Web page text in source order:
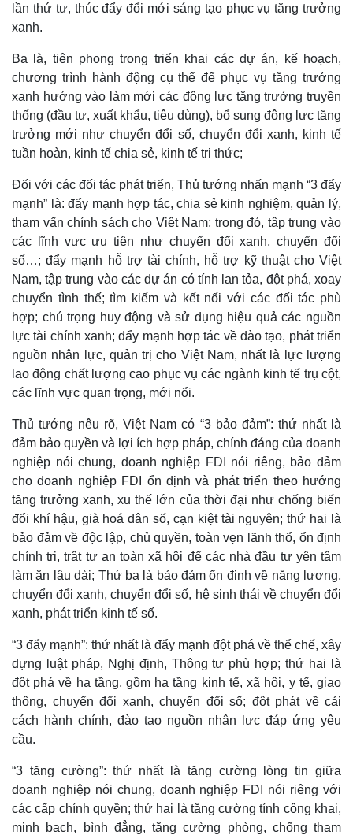
Du lịch
Tư vấn
Săn Tour
Podcast
Câu chuyện thời sự
Kể chuyện cho bé
Hạt giống tâm hồn
lần thứ tư, thúc đẩy đổi mới sáng tạo phục vụ tăng trưởng
xanh.
Ba là, tiên phong trong triển khai các dự án, kế hoạch,
chương trình hành động cụ thể để phục vụ tăng trưởng
xanh hướng vào làm mới các động lực tăng trưởng truyền
thống (đầu tư, xuất khẩu, tiêu dùng), bổ sung động lực tăng
trưởng mới như chuyển đổi số, chuyển đổi xanh, kinh tế
tuần hoàn, kinh tế chia sẻ, kinh tế tri thức;
Đối với các đối tác phát triển, Thủ tướng nhấn mạnh “3 đẩy
mạnh” là: đẩy mạnh hợp tác, chia sẻ kinh nghiệm, quản lý,
tham vấn chính sách cho Việt Nam; trong đó, tập trung vào
các lĩnh vực ưu tiên như chuyển đổi xanh, chuyển đổi
số…; đẩy mạnh hỗ trợ tài chính, hỗ trợ kỹ thuật cho Việt
Nam, tập trung vào các dự án có tính lan tỏa, đột phá, xoay
chuyển tình thế; tìm kiếm và kết nối với các đối tác phù
hợp; chú trọng huy động và sử dụng hiệu quả các nguồn
lực tài chính xanh; đẩy mạnh hợp tác về đào tạo, phát triển
nguồn nhân lực, quản trị cho Việt Nam, nhất là lực lượng
lao động chất lượng cao phục vụ các ngành kinh tế trụ cột,
các lĩnh vực quan trọng, mới nổi.
Thủ tướng nêu rõ, Việt Nam có “3 bảo đảm”: thứ nhất là
đảm bảo quyền và lợi ích hợp pháp, chính đáng của doanh
nghiệp nói chung, doanh nghiệp FDI nói riêng, bảo đảm
cho doanh nghiệp FDI ổn định và phát triển theo hướng
tăng trưởng xanh, xu thế lớn của thời đại như chống biến
đổi khí hậu, già hoá dân số, cạn kiệt tài nguyên; thứ hai là
bảo đảm về độc lập, chủ quyền, toàn vẹn lãnh thổ, ổn định
chính trị, trật tự an toàn xã hội để các nhà đầu tư yên tâm
làm ăn lâu dài; Thứ ba là bảo đảm ổn định về năng lượng,
chuyển đổi xanh, chuyển đổi số, hệ sinh thái về chuyển đổi
xanh, phát triển kinh tế số.
“3 đẩy mạnh”: thứ nhất là đẩy mạnh đột phá về thể chế, xây
dựng luật pháp, Nghị định, Thông tư phù hợp; thứ hai là
đột phá về hạ tầng, gồm hạ tầng kinh tế, xã hội, y tế, giao
thông, chuyển đổi xanh, chuyển đổi số; đột phát về cải
cách hành chính, đào tạo nguồn nhân lực đáp ứng yêu
cầu.
“3 tăng cường”: thứ nhất là tăng cường lòng tin giữa
doanh nghiệp nói chung, doanh nghiệp FDI nói riêng với
các cấp chính quyền; thứ hai là tăng cường tính công khai,
minh bạch, bình đẳng, tăng cường phòng, chống tham